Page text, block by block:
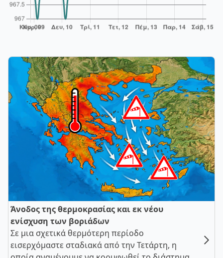
Άνοδος της θερμοκρασίας και εκ νέου
ενίσχυση των βοριάδων
Σε μια σχετικά θερμότερη περίοδο
εισερχόμαστε σταδιακά από την Τετάρτη, η